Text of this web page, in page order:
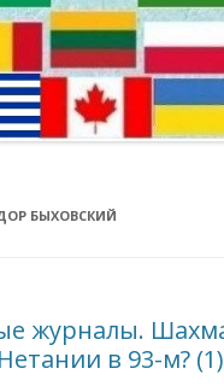
БЫХОВСКИЙ
журналы.
в 93-м? (1)